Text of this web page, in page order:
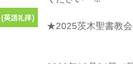
★2025茨木聖書教